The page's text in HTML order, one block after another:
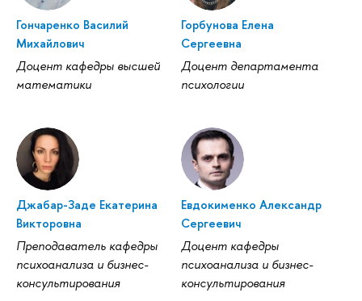
Гончаренко Василий
Михайлович
Доцент кафедры высшей
математики
Горбунова Елена
Сергеевна
Доцент департамента
психологии
Джабар-Заде Екатерина
Викторовна
Преподаватель кафедры
психоанализа и бизнес-
консультирования
Евдокименко Александр
Сергеевич
Доцент кафедры
психоанализа и бизнес-
консультирования